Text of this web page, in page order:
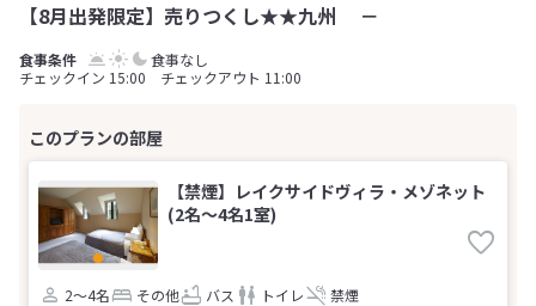
【8月出発限定】売りつくし★★九州 －
食事なし
チェックイン 15:00 チェックアウト 11:00
【禁煙】レイクサイドヴィラ・メゾネット
(2名～4名1室)
2～4名 その他 バス トイレ 禁煙